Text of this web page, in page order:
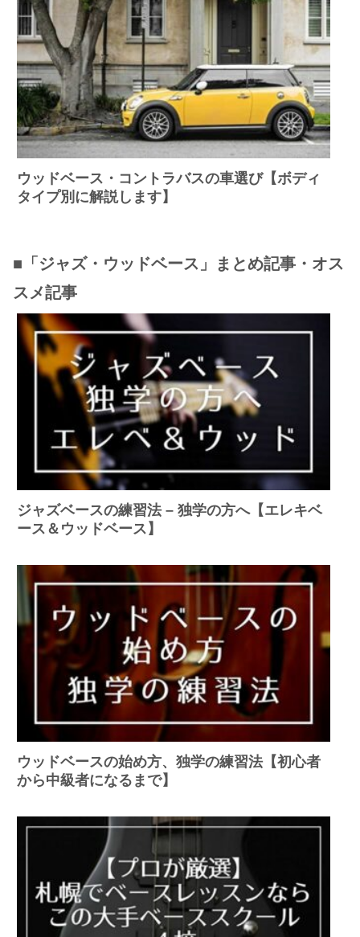
ウッドベース・コントラバスの車選び【ボディ
タイプ別に解説します】
■「ジャズ・ウッドベース」まとめ記事・オス
スメ記事
ジャズベースの練習法 – 独学の方へ【エレキベ
ース＆ウッドベース】
ウッドベースの始め方、独学の練習法【初心者
から中級者になるまで】